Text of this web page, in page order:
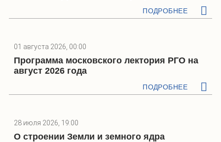
ПОДРОБНЕЕ
01 августа 2026, 00:00
Программа московского лектория РГО на
август 2026 года
ПОДРОБНЕЕ
28 июля 2026, 19:00
О строении Земли и земного ядра